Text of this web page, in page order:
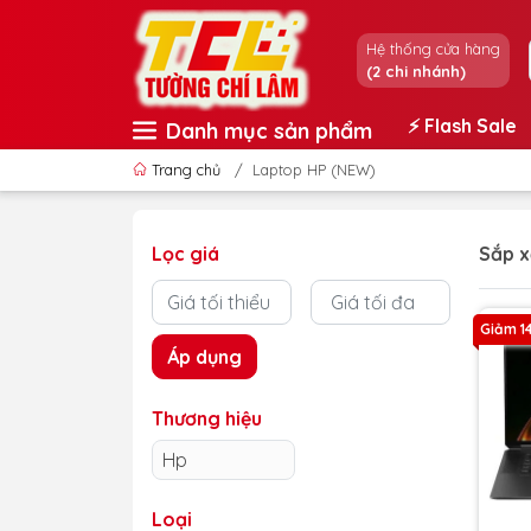
Hệ thống cửa hàng
(2 chi nhánh)
Danh mục sản phẩm ⚡️ Flash Sale
Trang chủ / Laptop HP (NEW)
Sắp
Giảm
Lọc giá
Áp dụng
Thương hiệu
Hp
Loại